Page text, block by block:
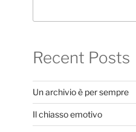
Recent Posts
Un archivio è per sempre
Il chiasso emotivo